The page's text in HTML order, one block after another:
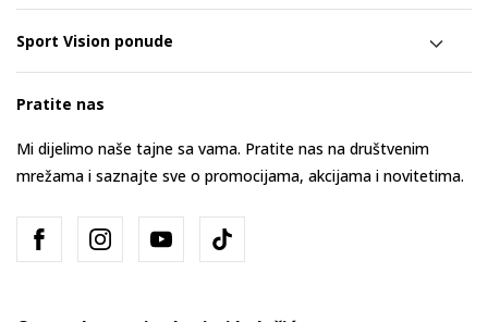
Sport Vision ponude
Pratite nas
Mi dijelimo naše tajne sa vama. Pratite nas na društvenim
mrežama i saznajte sve o promocijama, akcijama i novitetima.